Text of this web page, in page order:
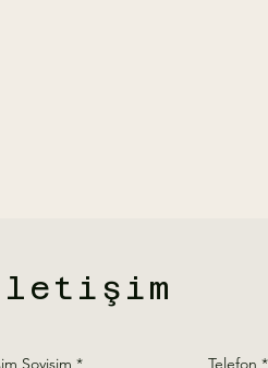
Soyisim Telefon